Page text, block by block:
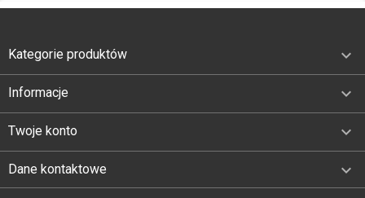
Kategorie produktów 
Informacje 
Twoje konto 
Dane kontaktowe keyboard_arrow_down